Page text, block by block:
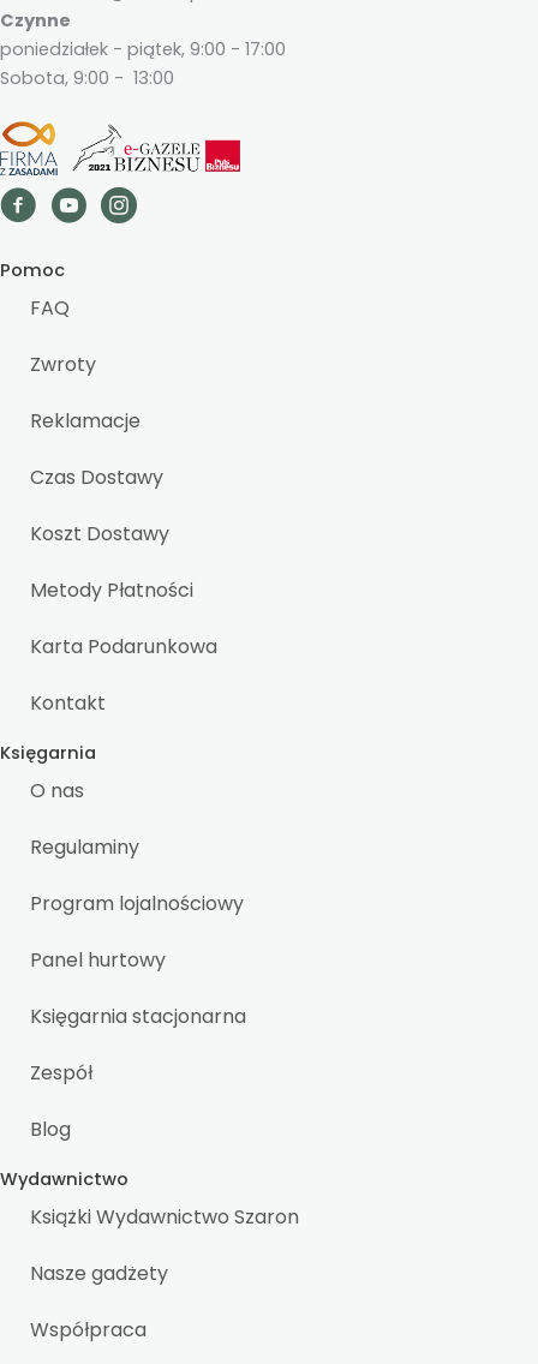
Czynne
poniedziałek - piątek, 9:00 - 17:00
Sobota, 9:00 - 13:00
Pomoc
FAQ
Zwroty
Reklamacje
Czas Dostawy
Koszt Dostawy
Metody Płatności
Karta Podarunkowa
Kontakt
Księgarnia
O nas
Regulaminy
Program lojalnościowy
Panel hurtowy
Księgarnia stacjonarna
Zespół
Blog
Wydawnictwo
Książki Wydawnictwo Szaron
Nasze gadżety
Współpraca